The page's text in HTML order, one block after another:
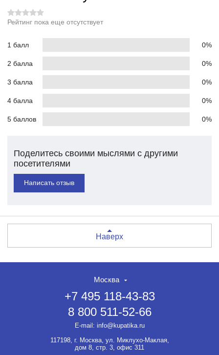
НЕТ СКИДКИ НА ТОВАР?!
ОФОРМЛЯЙТЕ ЗАКАЗ И
ВЫ ПОЛУЧИТЕ ЕЁ ДО 20%
Если товар не участвует ни в
какой акции, оформляйте
Рейтинг пока еще отсутствует
1 балл 0%
2 балла 0%
3 балла 0%
4 балла 0%
5 баллов 0%
Поделитесь своими мыслями с другими
посетителями
Написать отзыв
Наверх
Москва
+7 495 118-43-83
8 800 511-52-66
E-mail: info@kupatika.ru
117198, г. Москва, ул. Миклухо-Маклая,
дом 8, стр. 3, офис 311